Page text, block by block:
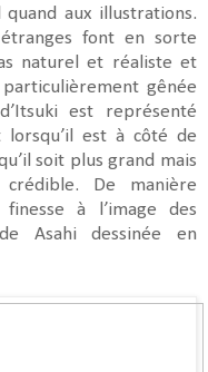
aux illustrations.
font en sorte
naturel et réaliste et
particulièrement gênée
est représenté
est à côté de
soit plus grand mais
De manière
à l’image des
Asahi dessinée en